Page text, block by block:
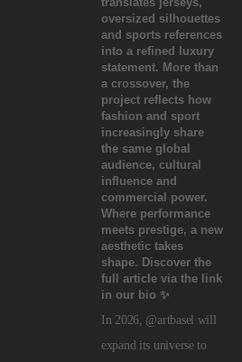
In 2026, @artbasel will
expand its universe to